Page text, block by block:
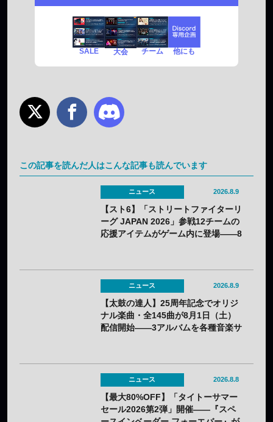
SALE 大会 チーム 他にも
この記事を読んだ人はこんな記事も読んでいます
ニュース 2026.8.9
【スト6】「ストリートファイターリ
ーグ JAPAN 2026」参戦12チームの
応援アイテムがゲーム内に登場——8
ニュース 2026.8.9
【太鼓の達人】25周年記念でオリジ
ナル楽曲・全145曲が8月1日（土）
配信開始——3アルバムを各種音楽サ
ニュース 2026.8.8
【最大80%OFF】「タイトーサマー
セール2026第2弾」開催——『スペ